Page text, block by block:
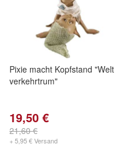
Pixie macht Kopfstand "Welt
verkehrtrum"
19,50 €
21,60 €
+ 5,95 € Versand